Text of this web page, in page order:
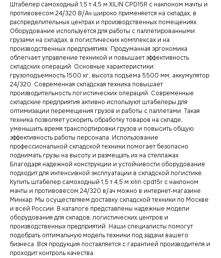
Штабелер самоходный 1,5 т 4,5 м XILIN CPD15R с наклоном мачты и
противовесом 24/320 В/Ач широко применяется на складах, в
распределительных центрах и производственных помещениях.
Оборудование используется для работы с паллетированными
грузами на складах, в логистических комплексах и на
производственных предприятиях. Продуманная эргономика
облегчает управление техникой и повышает эффективность
складских операций. Основные характеристики:
грузоподъемность 1500 кг, высота подъема 5500 мм, аккумулятор
24/320. Современная складская техника повышает
производительность логистических операций. Современные
складские предприятия активно используют штабелеры для
оптимизации перемещения грузов и работы с паллетами. Такая
техника позволяет ускорить обработку товаров на складе,
уменьшить время транспортировки грузов и повысить общую
эффективность работы персонала. Использование
профессиональной складской техники помогает безопасно
поднимать грузы на высоту и размещать их на стеллажах.
Благодаря надежной конструкции и устойчивости оборудование
подходит для интенсивной эксплуатации в складской логистике.
Купить штабелер самоходный 1,5 т 4,5 м xilin cpd15r с наклоном
мачты и противовесом 24/320 в/ач можно в интернет‑магазине
Минкар. Мы осуществляем доставку складской техники по Москве
и всей России. В каталоге представлены надежные модели
оборудования для складов, логистических центров и
производственных предприятий. Наши специалисты помогут
подобрать оптимальную модель техники под задачи вашего
бизнеса. Вся продукция поставляется с гарантией производителя и
проходит контроль качества.